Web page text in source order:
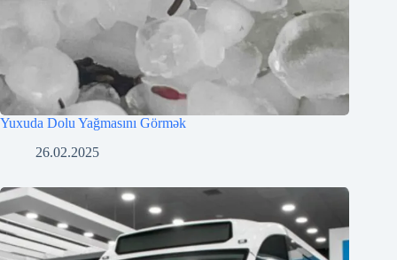
Yuxuda Dolu Yağmasını Görmək
26.02.2025